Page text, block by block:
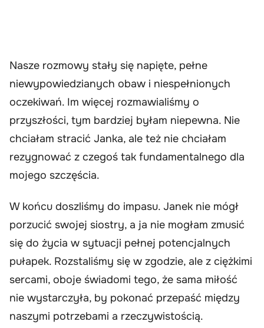
Nasze rozmowy stały się napięte, pełne
niewypowiedzianych obaw i niespełnionych
oczekiwań. Im więcej rozmawialiśmy o
przyszłości, tym bardziej byłam niepewna. Nie
chciałam stracić Janka, ale też nie chciałam
rezygnować z czegoś tak fundamentalnego dla
mojego szczęścia.
W końcu doszliśmy do impasu. Janek nie mógł
porzucić swojej siostry, a ja nie mogłam zmusić
się do życia w sytuacji pełnej potencjalnych
pułapek. Rozstaliśmy się w zgodzie, ale z ciężkimi
sercami, oboje świadomi tego, że sama miłość
nie wystarczyła, by pokonać przepaść między
naszymi potrzebami a rzeczywistością.